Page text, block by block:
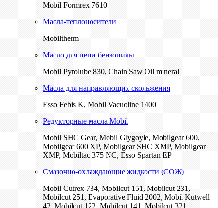
Mobil Formrex 7610
Масла-теплоносители
Mobiltherm
Масло для цепи бензопилы
Mobil Pyrolube 830, Chain Saw Oil mineral
Масла для направляющих скольжения
Esso Febis K, Mobil Vacuoline 1400
Редукторные масла Mobil
Mobil SHC Gear, Mobil Glygoyle, Mobilgear 600,
Mobilgear 600 XP, Mobilgear SHC XMP, Mobilgear
XМP, Mobiltac 375 NC, Esso Spartan EP
Смазочно-охлаждающие жидкости (СОЖ)
Mobil Cutrex 734, Mobilcut 151, Mobilcut 231,
Mobilcut 251, Evaporative Fluid 2002, Mobil Kutwell
42, Mobilcut 122, Mobilcut 141, Mobilcut 321,